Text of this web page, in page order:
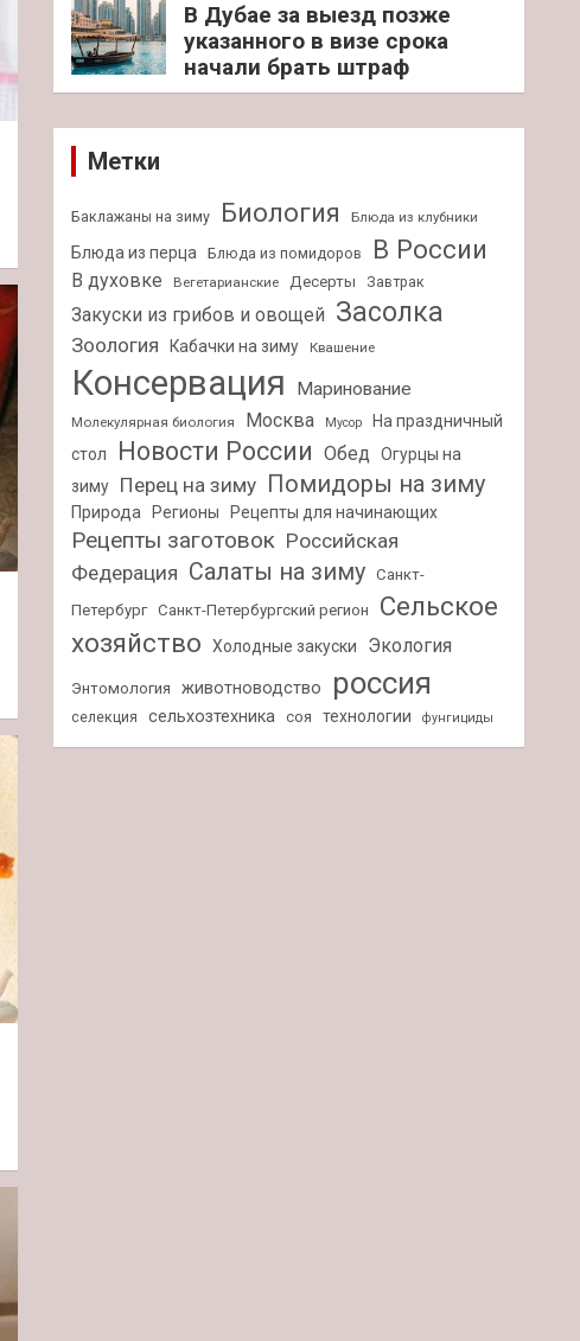
В Дубае за выезд позже
указанного в визе срока
начали брать штраф
Метки
Баклажаны на зиму Биология Блюда из клубники
Блюда из перца Блюда из помидоров В России
В духовке Вегетарианские Десерты Завтрак
Закуски из грибов и овощей Засолка
Зоология Кабачки на зиму Квашение
Консервация Маринование
Молекулярная биология Москва Мусор
На праздничный
стол
Новости России Обед
Огурцы на
зиму
Перец на зиму Помидоры на зиму
Природа Регионы Рецепты для начинающих
Рецепты заготовок Российская
Федерация Салаты на зиму
Санкт-
Петербург Санкт-Петербургский регион
Сельское
хозяйство
Холодные закуски Экология
Энтомология животноводство россия
селекция сельхозтехника соя технологии фунгициды